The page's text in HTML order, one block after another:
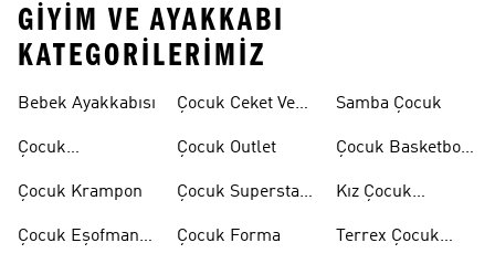
GIYIM VE AYAKKABI
KATEGORILERIMIZ
Bebek Ayakkabısı
Çocuk
Çocuk Krampon
Çocuk Eşofman
Çocuk Ceket Ve
Çocuk Outlet
Çocuk Superstar
Çocuk Forma
Samba Çocuk
Çocuk Basketbol
Kız Çocuk
Terrex Çocuk